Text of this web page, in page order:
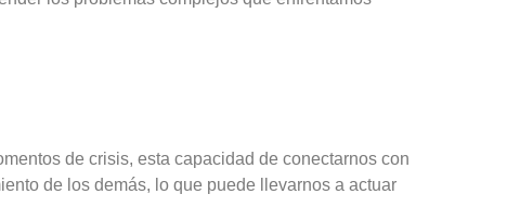
de crisis, esta capacidad de conectarnos con
de los demás, lo que puede llevarnos a actuar